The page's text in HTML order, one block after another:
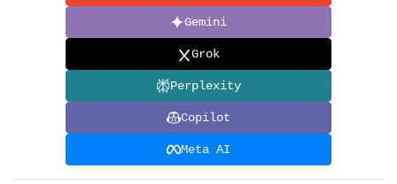
Gemini
Grok
Perplexity
Copilot
Meta AI